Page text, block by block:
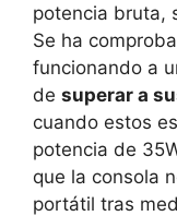
potencia bruta,
Se ha
funcionando a
de superar a
cuando estos
potencia de
que la consola
portátil tras